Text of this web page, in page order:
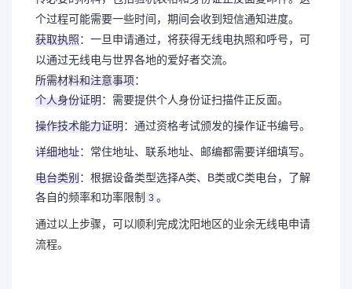
个过程可能需要一些时间，期间会收到短信通知进度‌。
获取执照‌：一旦申请通过，将获得无线电执照和呼号，可
以通过无线电与世界各地的爱好者交流‌。
所需材料和注意事项‌：
个人身份证明 ‌：需要提供个人身份证扫描件正反面。
操作技术能力证明 ‌：通过资格考试颁发的操作证书编号。
详细地址‌：常住地址、联系地址、邮编都需要详细填写。
电台类别 ‌：根据设备类型选择A类、B类或C类电台，了解
各自的频率和功率限制‌ 3 。
通过以上步骤，可以顺利完成沈阳地区的业余无线电申请
流程。